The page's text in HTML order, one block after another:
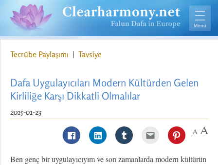
Tecrübe Paylaşımı | Tavsiye
Dafa Uygulayıcıları Modern Kültürden Gelen
Kirliliğe Karşı Dikkatli Olmalılar
2015-01-23
Ben genç bir uygulayıcıyım ve son zamanlarda modern kültürün